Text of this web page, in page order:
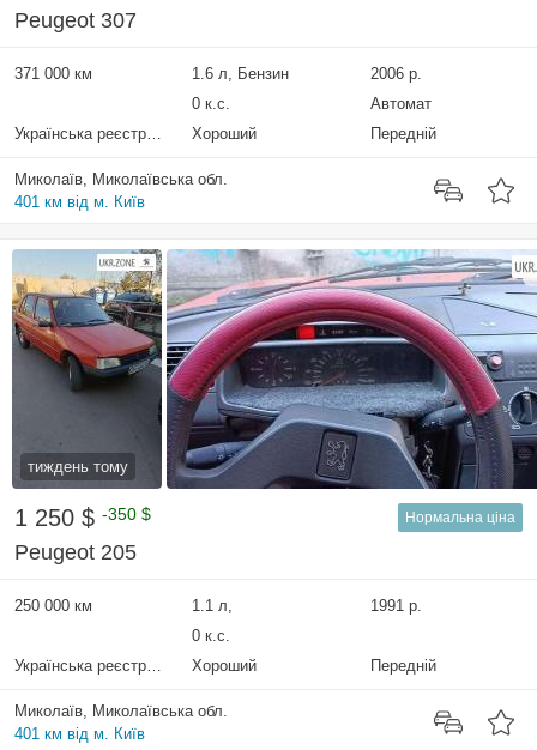
Peugeot 307
371 000 км 1.6 л, Бензин
2006 р.
0 к.с.
Автомат
Українська реєстрація
Хороший Передній
Миколаїв, Миколаївська обл.
401 км від м. Київ
тиждень тому
1 250 $ -350 $ Нормальна ціна
Peugeot 205
250 000 км 1.1 л,
1991 р.
0 к.с.
Українська реєстрація
Хороший Передній
Миколаїв, Миколаївська обл.
401 км від м. Київ